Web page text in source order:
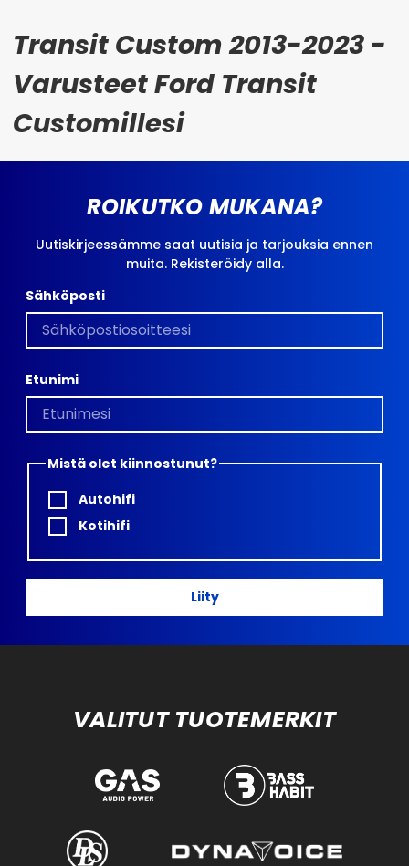
Transit Custom 2013-2023 -
Varusteet Ford Transit
Customillesi
ROIKUTKO MUKANA?
Uutiskirjeessämme saat uutisia ja tarjouksia ennen
muita. Rekisteröidy alla.
Sähköposti
Etunimi
Mistä olet kiinnostunut?
Autohifi
Kotihifi
Liity
VALITUT TUOTEMERKIT